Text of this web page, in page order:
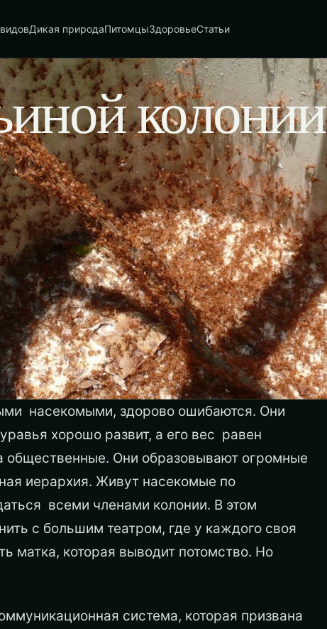
Дикая природаПитомцыЗдоровьеСтатьи
колонии
насекомыми, здорово ошибаются. Они
хорошо развит, а его вес равен
общественные. Они образовывают огромные
иерархия. Живут насекомые по
всеми членами колонии. В этом
с большим театром, где у каждого своя
матка, которая выводит потомство. Но
система, которая призвана